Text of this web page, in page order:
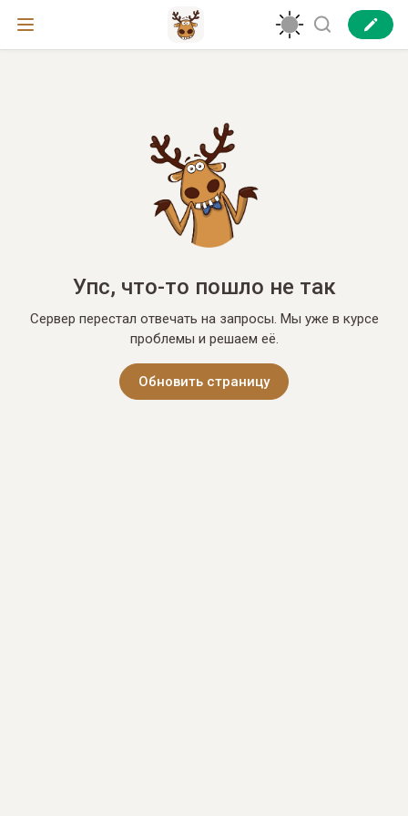
Упс, что-то пошло не так
Сервер перестал отвечать на запросы. Мы уже в курсе
проблемы и решаем её.
Обновить страницу